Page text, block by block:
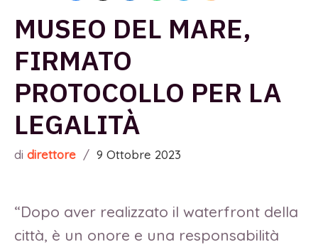
MUSEO DEL MARE,
FIRMATO
PROTOCOLLO PER LA
LEGALITÀ
di direttore / 9 Ottobre 2023
“Dopo aver realizzato il waterfront della
città, è un onore e una responsabilità